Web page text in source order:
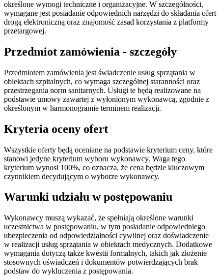
określone wymogi techniczne i organizacyjne. W szczególności,
wymagane jest posiadanie odpowiednich narzędzi do składania ofert
drogą elektroniczną oraz znajomość zasad korzystania z platformy
przetargowej.
Przedmiot zamówienia - szczegóły
Przedmiotem zamówienia jest świadczenie usług sprzątania w
obiektach szpitalnych, co wymaga szczególnej staranności oraz
przestrzegania norm sanitarnych. Usługi te będą realizowane na
podstawie umowy zawartej z wyłonionym wykonawcą, zgodnie z
określonym w harmonogramie terminem realizacji.
Kryteria oceny ofert
Wszystkie oferty będą oceniane na podstawie kryterium ceny, które
stanowi jedyne kryterium wyboru wykonawcy. Waga tego
kryterium wynosi 100%, co oznacza, że cena będzie kluczowym
czynnikiem decydującym o wyborze wykonawcy.
Warunki udziału w postępowaniu
Wykonawcy muszą wykazać, że spełniają określone warunki
uczestnictwa w postępowaniu, w tym posiadanie odpowiedniego
ubezpieczenia od odpowiedzialności cywilnej oraz doświadczenie
w realizacji usług sprzątania w obiektach medycznych. Dodatkowe
wymagania dotyczą także kwestii formalnych, takich jak złożenie
stosownych oświadczeń i dokumentów potwierdzających brak
podstaw do wykluczenia z postępowania.